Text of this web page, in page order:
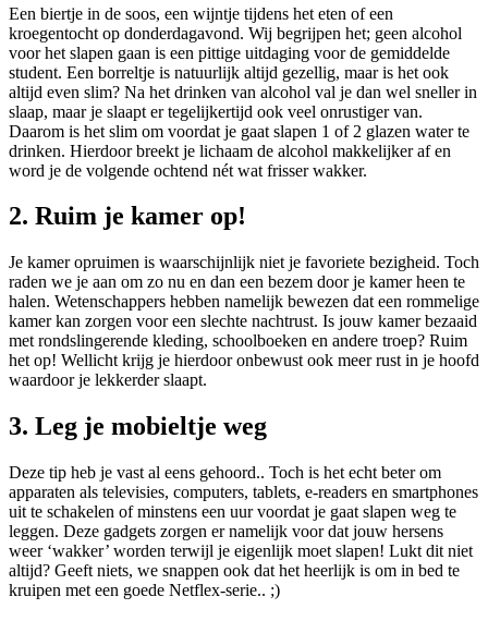
Een biertje in de soos, een wijntje tijdens het eten of een
kroegentocht op donderdagavond. Wij begrijpen het; geen alcohol
voor het slapen gaan is een pittige uitdaging voor de gemiddelde
student. Een borreltje is natuurlijk altijd gezellig, maar is het ook
altijd even slim? Na het drinken van alcohol val je dan wel sneller in
slaap, maar je slaapt er tegelijkertijd ook veel onrustiger van.
Daarom is het slim om voordat je gaat slapen 1 of 2 glazen water te
drinken. Hierdoor breekt je lichaam de alcohol makkelijker af en
word je de volgende ochtend nét wat frisser wakker.
2. Ruim je kamer op!
Je kamer opruimen is waarschijnlijk niet je favoriete bezigheid. Toch
raden we je aan om zo nu en dan een bezem door je kamer heen te
halen. Wetenschappers hebben namelijk bewezen dat een rommelige
kamer kan zorgen voor een slechte nachtrust. Is jouw kamer bezaaid
met rondslingerende kleding, schoolboeken en andere troep? Ruim
het op! Wellicht krijg je hierdoor onbewust ook meer rust in je hoofd
waardoor je lekkerder slaapt.
3. Leg je mobieltje weg
Deze tip heb je vast al eens gehoord.. Toch is het echt beter om
apparaten als televisies, computers, tablets, e-readers en smartphones
uit te schakelen of minstens een uur voordat je gaat slapen weg te
leggen. Deze gadgets zorgen er namelijk voor dat jouw hersens
weer ‘wakker’ worden terwijl je eigenlijk moet slapen! Lukt dit niet
altijd? Geeft niets, we snappen ook dat het heerlijk is om in bed te
kruipen met een goede Netflex-serie.. ;)